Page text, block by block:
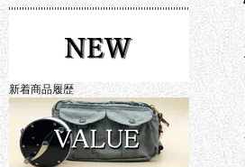
新着商品履歴